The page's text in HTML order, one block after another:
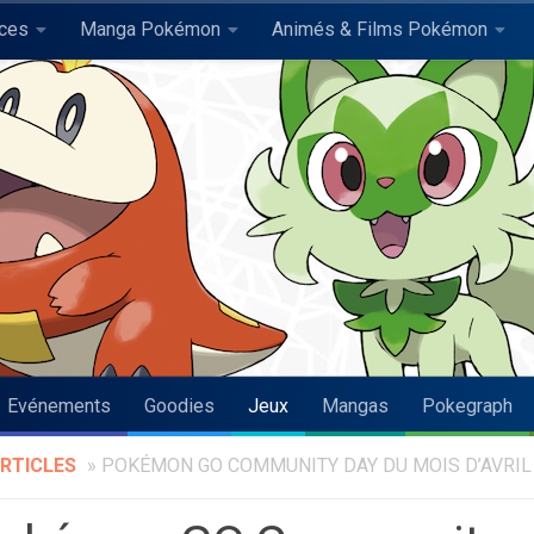
Manga Pokémon Animés & Films Pokémon
Evénements Goodies Jeux Mangas Pokegraph
» POKÉMON GO COMMUNITY DAY DU MOIS